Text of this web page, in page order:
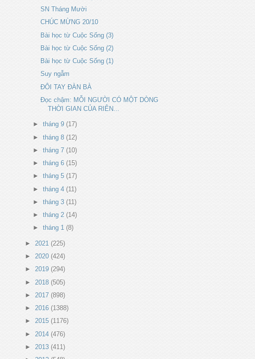
SN Tháng Mười
CHÚC MỪNG 20/10
Bài học từ Cuộc Sống (3)
Bài học từ Cuộc Sống (2)
Bài học từ Cuộc Sống (1)
Suy ngẫm
ĐÔI TAY ĐÀN BÀ
Đọc chậm: MỖI NGƯỜI CÓ MỘT DÒNG
THỜI GIAN CỦA RIÊN...
► tháng 9 (17)
► tháng 8 (12)
► tháng 7 (10)
► tháng 6 (15)
► tháng 5 (17)
► tháng 4 (11)
► tháng 3 (11)
► tháng 2 (14)
► tháng 1 (8)
► 2021 (225)
► 2020 (424)
► 2019 (294)
► 2018 (505)
► 2017 (898)
► 2016 (1388)
► 2015 (1176)
► 2014 (476)
► 2013 (411)